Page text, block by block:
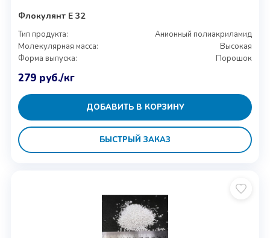
Флокулянт E 32
Тип продукта:
Анионный полиакриламид
Молекулярная масса:
Высокая
Форма выпуска:
Порошок
279 руб./кг
ДОБАВИТЬ В КОРЗИНУ
БЫСТРЫЙ ЗАКАЗ